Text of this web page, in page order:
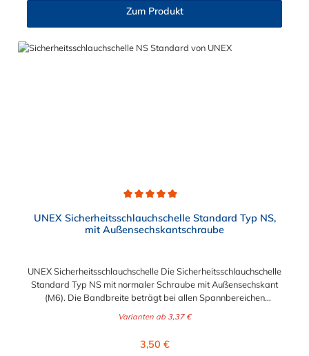
Zum Produkt
UNEX Sicherheitsschlauchschelle Standard Typ NS,
mit Außensechskantschraube
UNEX Sicherheitsschlauchschelle Die Sicherheitsschlauchschelle
Standard Typ NS mit normaler Schraube mit Außensechskant
(M6). Die Bandbreite beträgt bei allen Spannbereichen
mm und 31 mm gewählt werden. Schlüsselweite: SW 7 Das
und die Oberfläche wurde nach der Bearbeitung galvanisch
Varianten ab 3,37 €
Regulärer Preis:
3,50 €